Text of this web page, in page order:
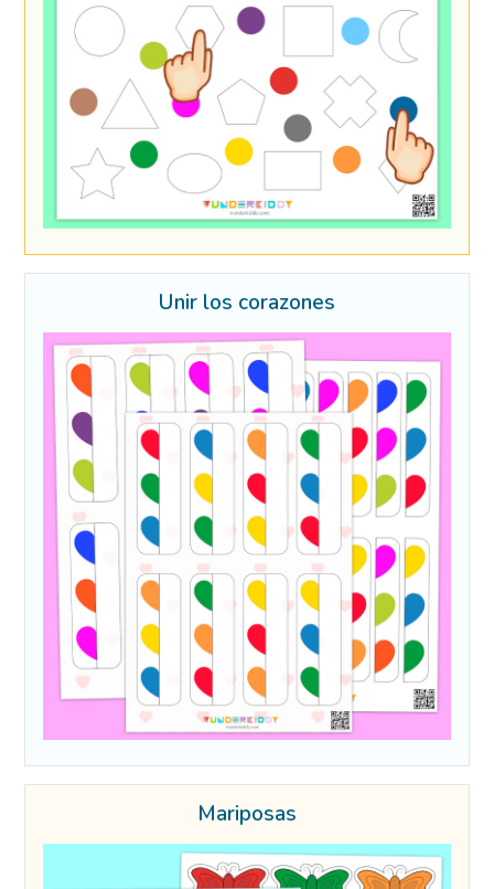
Unir los corazones
Mariposas